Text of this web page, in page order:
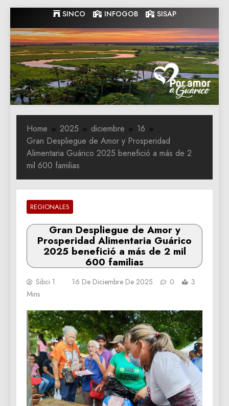
to
content
SINCO INFOGOB SISAP
Gobernacion
de Guarico
Gobernacion de Guarico
Home 2025 diciembre
16
Gran Despliegue de Amor y Prosperidad
Alimentaria Guárico 2025 benefició a más de 2
mil 600 familias
REGIONALES
Gran Despliegue de Amor y
Prosperidad Alimentaria Guárico
2025 benefició a más de 2 mil
600 familias
Sibci 1 16 De Diciembre De 2025 0
3
Mins